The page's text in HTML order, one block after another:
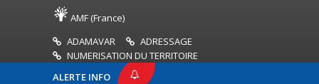
AMF (France)
ADAMAVAR
ADRESSAGE
NUMERISATION DU TERRITOIRE
ALERTE INFO